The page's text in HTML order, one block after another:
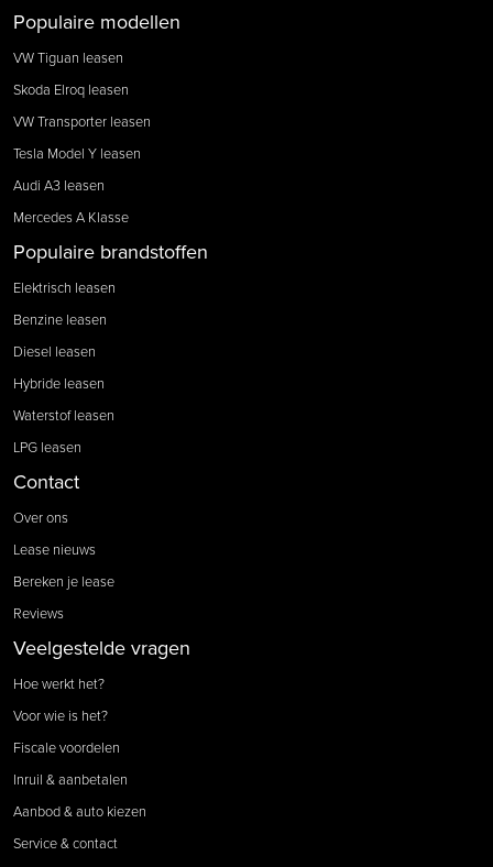
Populaire modellen
VW Tiguan leasen
Skoda Elroq leasen
VW Transporter leasen
Tesla Model Y leasen
Audi A3 leasen
Mercedes A Klasse
Populaire brandstoffen
Elektrisch leasen
Benzine leasen
Diesel leasen
Hybride leasen
Waterstof leasen
LPG leasen
Contact
Over ons
Lease nieuws
Bereken je lease
Reviews
Veelgestelde vragen
Hoe werkt het?
Voor wie is het?
Fiscale voordelen
Inruil & aanbetalen
Aanbod & auto kiezen
Service & contact